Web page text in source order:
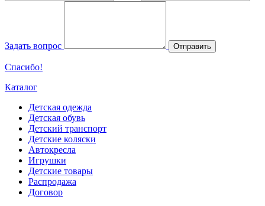
Задать вопрос Отправить
Спасибо!
Каталог
Детская одежда
Детская обувь
Детский транспорт
Детские коляски
Автокресла
Игрушки
Детские товары
Распродажа
Договор